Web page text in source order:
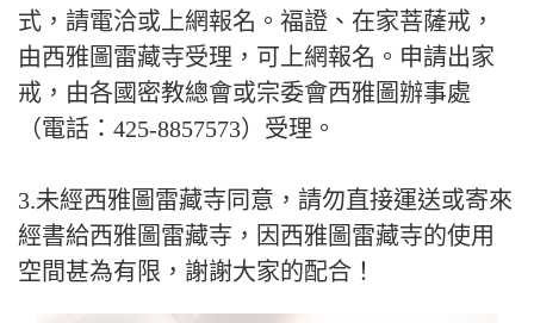
式，請電洽或上網報名。福證、在家菩薩戒，
由西雅圖雷藏寺受理，可上網報名。申請出家
戒，由各國密教總會或宗委會西雅圖辦事處
（電話：425-8857573）受理。
3.未經西雅圖雷藏寺同意，請勿直接運送或寄來
經書給西雅圖雷藏寺，因西雅圖雷藏寺的使用
空間甚為有限，謝謝大家的配合！